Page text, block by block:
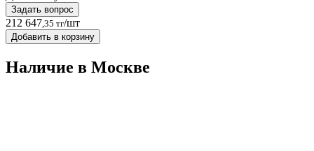
Задать вопрос
212 647,35 тг/шт
Добавить в корзину
Наличие в Москвe